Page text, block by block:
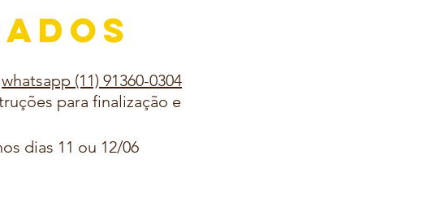
whatsapp (11) 91360-0304
para finalização e
dias 11 ou 12/06